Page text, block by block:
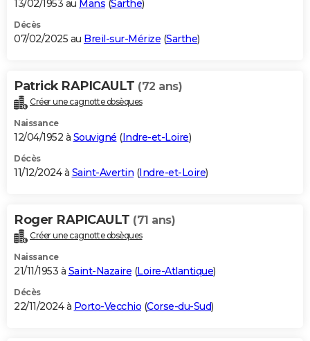
13/02/1953 au Mans (Sarthe)
Décès
07/02/2025 au Breil-sur-Mérize (Sarthe)
Patrick RAPICAULT (72 ans)
Créer une cagnotte obsèques
Naissance
12/04/1952 à Souvigné (Indre-et-Loire)
Décès
11/12/2024 à Saint-Avertin (Indre-et-Loire)
Roger RAPICAULT (71 ans)
Créer une cagnotte obsèques
Naissance
21/11/1953 à Saint-Nazaire (Loire-Atlantique)
Décès
22/11/2024 à Porto-Vecchio (Corse-du-Sud)